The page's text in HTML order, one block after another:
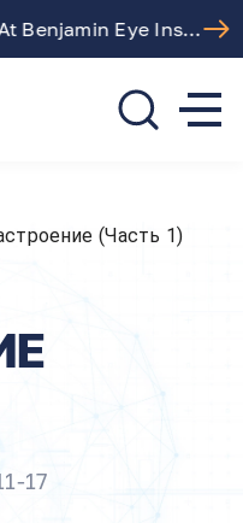
Free LASIK Consultation At Benjamin Eye Institute
(часть 1)
17